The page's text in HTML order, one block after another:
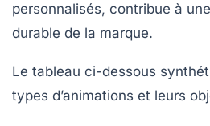
personnalisés, contribue à
durable de la marque.
Le tableau ci-dessous
types d’animations et leurs